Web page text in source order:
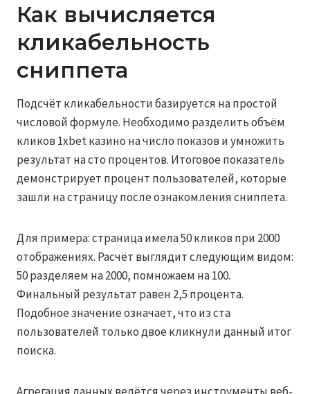
Как вычисляется
кликабельность
сниппета
Подсчёт кликабельности базируется на простой
числовой формуле. Необходимо разделить объём
кликов 1xbet казино на число показов и умножить
результат на сто процентов. Итоговое показатель
демонстрирует процент пользователей, которые
зашли на страницу после ознакомления сниппета.
Для примера: страница имела 50 кликов при 2000
отображениях. Расчёт выглядит следующим видом:
50 разделяем на 2000, помножаем на 100.
Финальный результат равен 2,5 процента.
Подобное значение означает, что из ста
пользователей только двое кликнули данный итог
поиска.